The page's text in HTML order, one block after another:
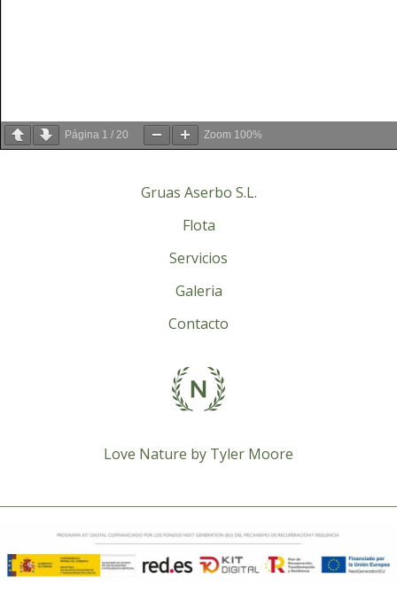
Página 1 / 20 Zoom 100%
Gruas Aserbo S.L.
Flota
Servicios
Galeria
Contacto
Love Nature by Tyler Moore